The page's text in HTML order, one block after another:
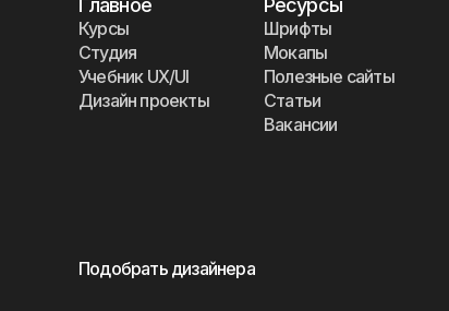
Главное
Курсы
Студия
Учебник UX/UI
Дизайн проекты
Ресурсы
Шрифты
Мокапы
Полезные сайты
Статьи
Вакансии
Подобрать дизайнера